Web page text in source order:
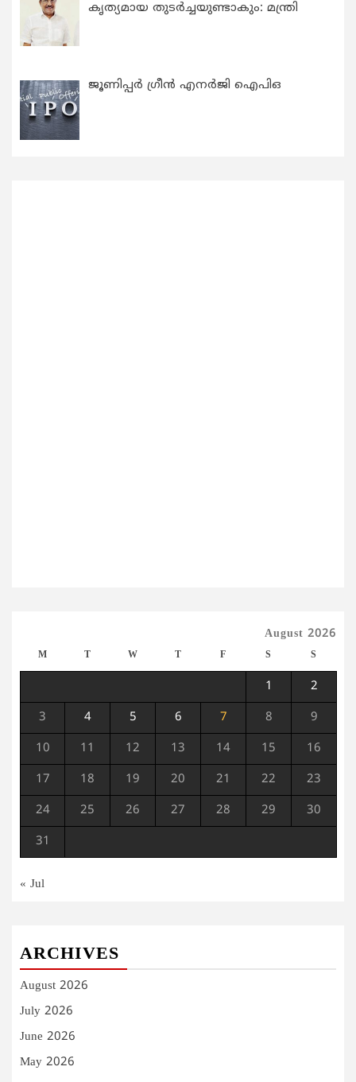
കൃത്യമായ തുടര്‍ച്ചയുണ്ടാകും: മന്ത്രി
ജൂണിപ്പർ ഗ്രീൻ എനർജി ഐപിഒ
August 2026
M T W T F S S
1 2
3 4 5 6 7 8 9
10 11 12 13 14 15 16
17 18 19 20 21 22 23
24 25 26 27 28 29 30
31
« Jul
ARCHIVES
August 2026
July 2026
June 2026
May 2026